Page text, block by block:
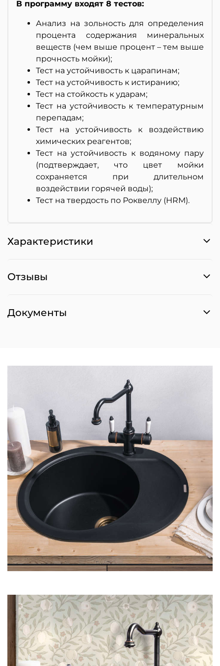
В программу входят 8 тестов:
Анализ на зольность для определения
процента содержания минеральных
веществ (чем выше процент – тем выше
прочность мойки);
Тест на устойчивость к царапинам;
Тест на устойчивость к истиранию;
Тест на стойкость к ударам;
Тест на устойчивость к температурным
перепадам;
Тест на устойчивость к воздействию
химических реагентов;
Тест на устойчивость к водяному пару
(подтверждает, что цвет мойки
сохраняется при длительном
воздействии горячей воды);
Тест на твердость по Роквеллу (HRM).
Характеристики
Отзывы
Документы